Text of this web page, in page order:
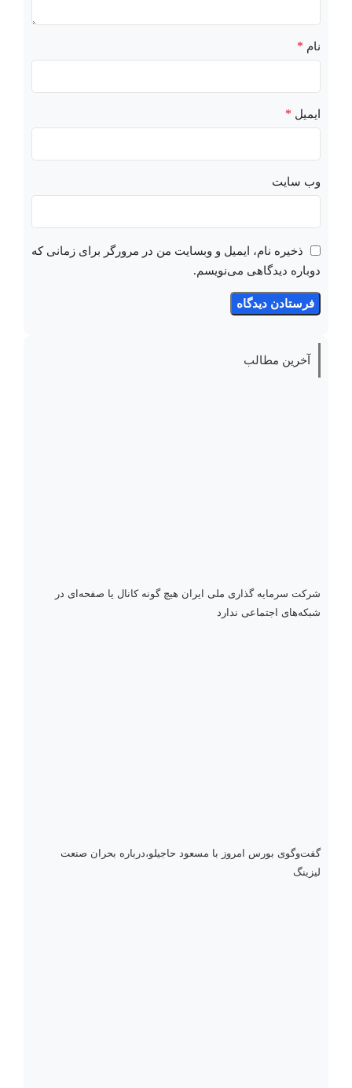
نام *
ایمیل *
وب‌ سایت
ذخیره نام، ایمیل و وبسایت من در مرورگر برای زمانی که
دوباره دیدگاهی می‌نویسم.
آخرین مطالب
شرکت سرمایه گذاری ملی ایران هیچ گونه کانال یا صفحه‌ای در
شبکه‌های اجتماعی ندارد
گفت‌وگوی بورس امروز با مسعود حاجیلو،درباره بحران صنعت
لیزینگ